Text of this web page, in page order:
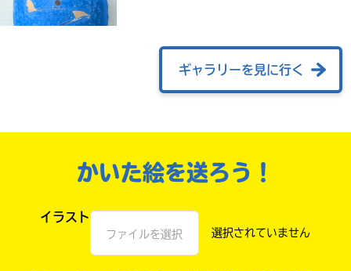
自分だけの
本だなが作れる！
ギャラリーを見に行く
かいた絵を送ろう！
イラスト
ファイルを選択